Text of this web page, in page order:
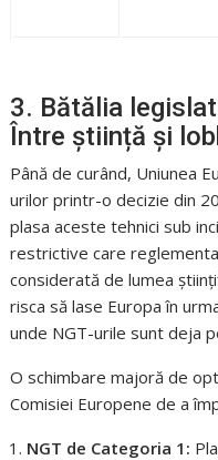
3. Bătălia
Între știință și
Până de curând, Uniunea
urilor printr-o decizie din
plasa aceste tehnici sub
restrictive care
considerată de lumea
risca să lase Europa în
unde NGT-urile sunt deja
O schimbare majoră de
Comisiei Europene de a
NGT de Categoria 1: